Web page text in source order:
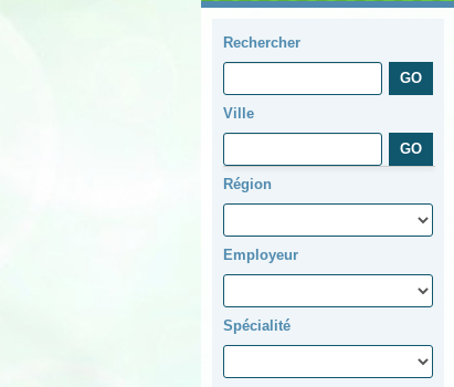
Rechercher
Ville
Région
Employeur
Spécialité